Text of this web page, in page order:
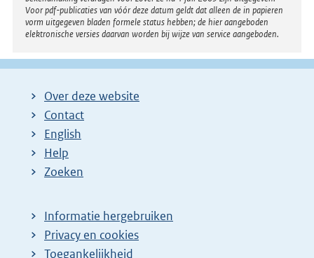
Voor pdf-publicaties van vóór deze datum geldt dat alleen de in papieren
vorm uitgegeven bladen formele status hebben; de hier aangeboden
elektronische versies daarvan worden bij wijze van service aangeboden.
Over deze website
Contact
English
Help
Zoeken
Informatie hergebruiken
Privacy en cookies
Toegankelijkheid